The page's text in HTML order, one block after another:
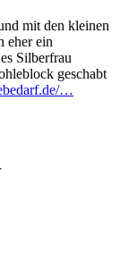
mit den kleinen
eher ein
Silberfrau
geschabt
…